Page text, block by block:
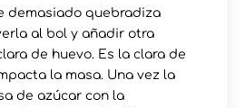
demasiado quebradiza
al bol y añadir otra
de huevo. Es la clara de
la masa. Una vez la
de azúcar con la